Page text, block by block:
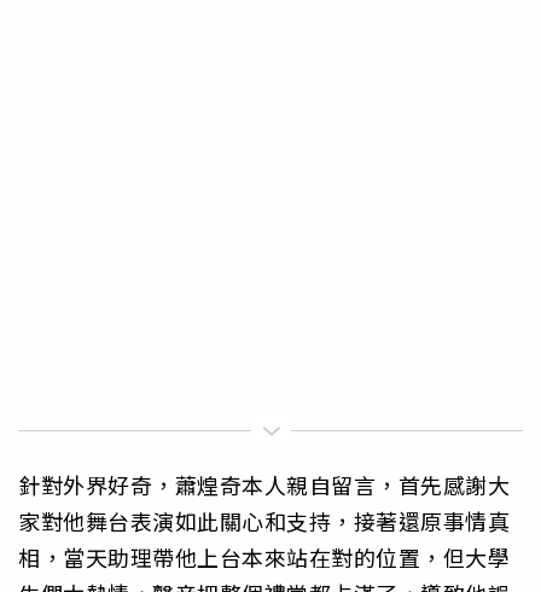
針對外界好奇，蕭煌奇本人親自留言，首先感謝大
家對他舞台表演如此關心和支持，接著還原事情真
相，當天助理帶他上台本來站在對的位置，但大學